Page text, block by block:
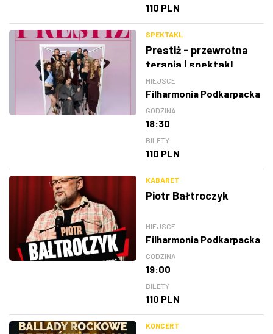
110 PLN
SPEKTAKL
Prestiż - przewrotna
terapia | spektakl
MIEJSCE
Filharmonia Podkarpacka
GODZINA
18:30
BILETY
110 PLN
KABARET
Piotr Bałtroczyk
MIEJSCE
Filharmonia Podkarpacka
GODZINA
19:00
BILETY
110 PLN
KONCERT